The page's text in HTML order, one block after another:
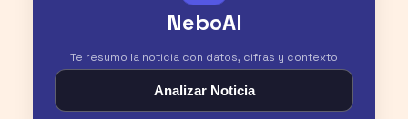
NeboAI
Te resumo la noticia con datos, cifras y contexto
Analizar Noticia